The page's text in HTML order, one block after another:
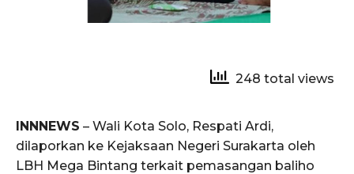
248 total views
INNNEWS – Wali Kota Solo, Respati Ardi,
dilaporkan ke Kejaksaan Negeri Surakarta oleh
LBH Mega Bintang terkait pemasangan baliho